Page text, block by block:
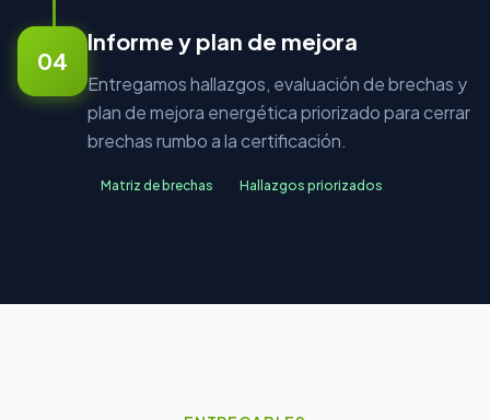
04
Informe y plan de mejora
Entregamos hallazgos, evaluación de brechas y
plan de mejora energética priorizado para cerrar
brechas rumbo a la certificación.
Matriz de brechas Hallazgos priorizados